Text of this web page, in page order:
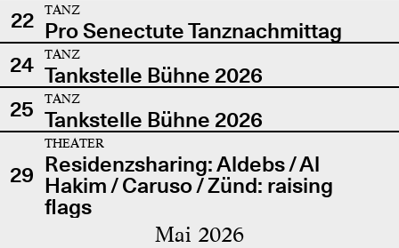
22
TANZ
Pro Senectute Tanznachmittag
24
TANZ
Tankstelle Bühne 2026
25
TANZ
Tankstelle Bühne 2026
29
THEATER
Residenzsharing: Aldebs / Al
Hakim / Caruso / Zünd: raising
flags
Mai 2026